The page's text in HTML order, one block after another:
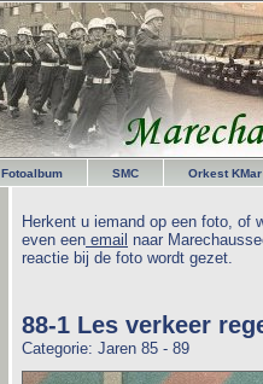
Fotoalbum SMC Orkest KMar
Herkent u iemand op een foto, of
even een email naar
reactie bij de foto wordt gezet.
88-1 Les verkeer
Categorie: Jaren 85 - 89